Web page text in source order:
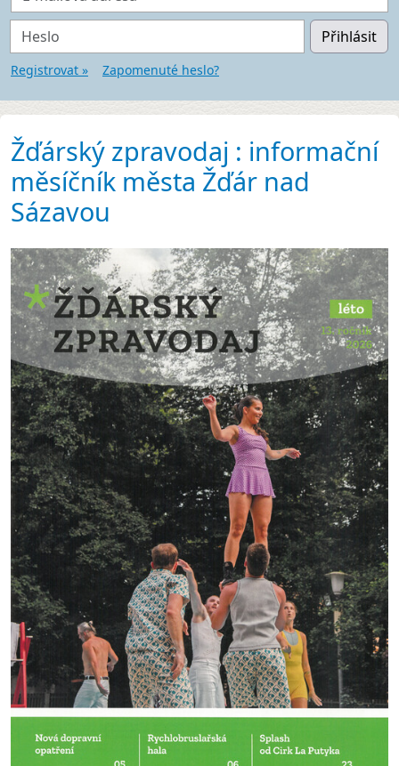
Heslo Přihlásit
Registrovat » Zapomenuté heslo?
Žďárský zpravodaj : informační
měsíčník města Žďár nad
Sázavou